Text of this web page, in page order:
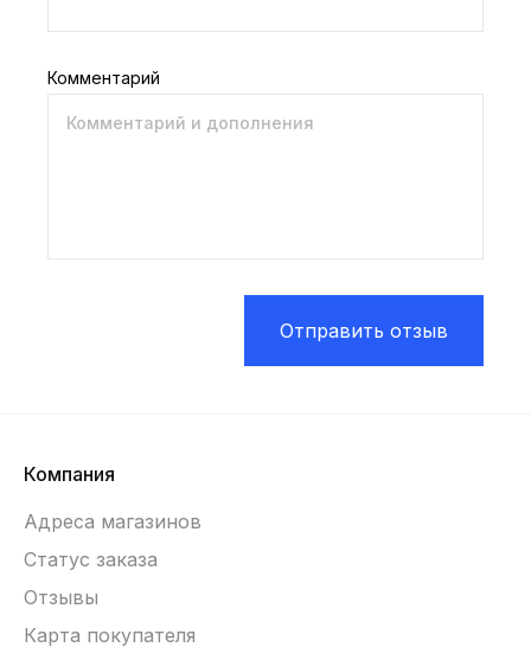
Комментарий
Отправить отзыв
Компания
Адреса магазинов
Статус заказа
Отзывы
Карта покупателя